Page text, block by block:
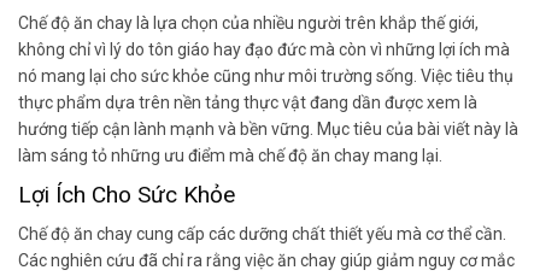
Chế độ ăn chay là lựa chọn của nhiều người trên khắp thế giới,
không chỉ vì lý do tôn giáo hay đạo đức mà còn vì những lợi ích mà
nó mang lại cho sức khỏe cũng như môi trường sống. Việc tiêu thụ
thực phẩm dựa trên nền tảng thực vật đang dần được xem là
hướng tiếp cận lành mạnh và bền vững. Mục tiêu của bài viết này là
làm sáng tỏ những ưu điểm mà chế độ ăn chay mang lại.
Lợi Ích Cho Sức Khỏe
Chế độ ăn chay cung cấp các dưỡng chất thiết yếu mà cơ thể cần.
Các nghiên cứu đã chỉ ra rằng việc ăn chay giúp giảm nguy cơ mắc